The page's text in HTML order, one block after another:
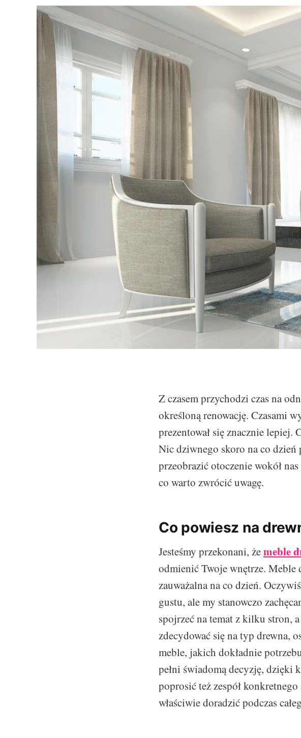
Z czasem przychodzi czas na
określoną renowację. Czasami
prezentował się znacznie
Nic dziwnego skoro na co dzień
przeobrazić otoczenie wokół
co warto zwrócić uwagę.
Co powiesz na
Jesteśmy przekonani, żemeble
odmienić Twoje wnętrze. Meble
zauważalna na co dzień.
gustu, ale my stanowczo
spojrzeć na temat z kilku stron,
zdecydować się na typ drewna,
meble, jakich dokładnie
pełni świadomą decyzję, dzięki
poprosić też zespół
właściwie doradzić podczas